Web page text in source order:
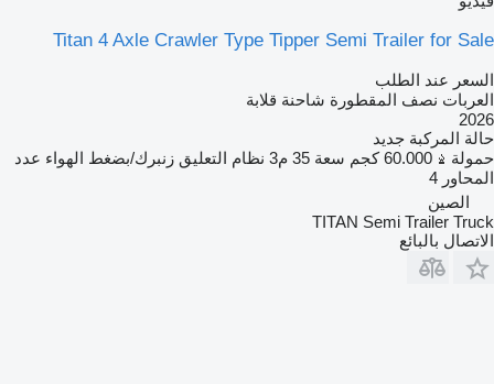
Titan 4 Axle Crawler Type Tipper Semi Trailer for Sale
السعر عند الطلب
العربات نصف المقطورة شاحنة قلابة
2026
حالة المركبة جديد
حمولة
60.000 كجم سعة 35 م3 نظام التعليق زنبرك/بضغط الهواء عدد
المحاور 4
الصين
TITAN Semi Trailer Truck
الاتصال بالبائع